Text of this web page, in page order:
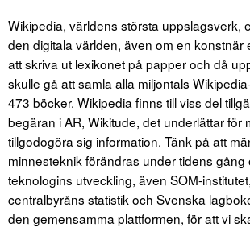
Wikipedia, världens största uppslagsverk,
den digitala världen, även om en konstnär
att skriva ut lexikonet på papper och då
skulle gå att samla alla miljontals
473 böcker. Wikipedia finns till viss del
begäran i AR, Wikitude, det underlättar för
tillgodogöra sig information. Tänk på att
minnesteknik förändras under tidens gång
teknologins utveckling, även SOM-
centralbyråns statistik och Svenska
den gemensamma plattformen, för att vi